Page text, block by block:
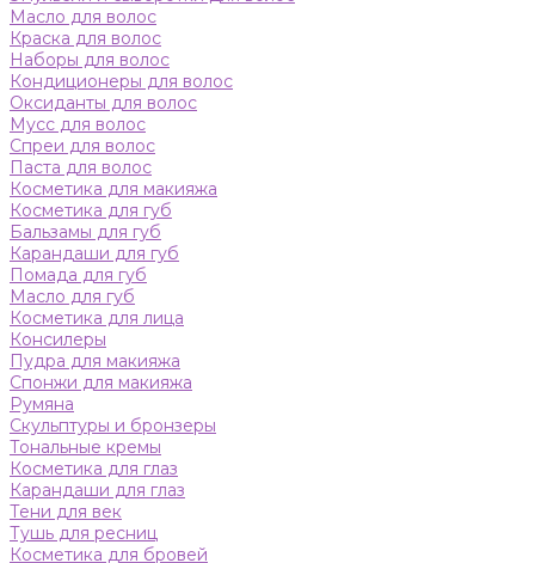
Масло для волос
Краска для волос
Наборы для волос
Кондиционеры для волос
Оксиданты для волос
Мусс для волос
Спреи для волос
Паста для волос
Косметика для макияжа
Косметика для губ
Бальзамы для губ
Карандаши для губ
Помада для губ
Масло для губ
Косметика для лица
Консилеры
Пудра для макияжа
Спонжи для макияжа
Румяна
Скульптуры и бронзеры
Тональные кремы
Косметика для глаз
Карандаши для глаз
Тени для век
Тушь для ресниц
Косметика для бровей